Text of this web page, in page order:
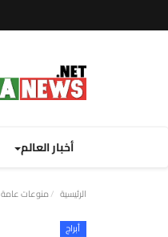
أخبار العالم
الرئيسية منوعات عامة
أبراج